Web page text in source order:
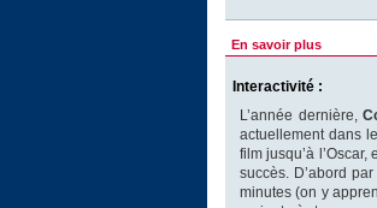
En savoir plus
Interactivité :
L’année dernière,
actuellement dans
film jusqu’à
succès. D’abord
minutes (on y